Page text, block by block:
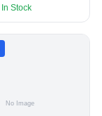
In Stock